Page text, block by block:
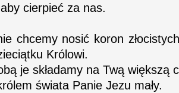
cierpieć za nas.
chcemy nosić koron
Królowi.
je składamy na Twą większą
świata Panie Jezu mały.